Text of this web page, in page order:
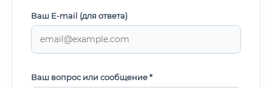
Ваш E-mail (для ответа)
Ваш вопрос или сообщение *